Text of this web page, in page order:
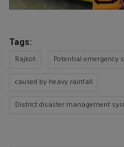
Tags:
Rajkot Potential emergency
caused by heavy rainfall
District disaster management